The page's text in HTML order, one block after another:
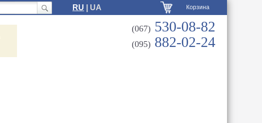
RU | UA Корзина
(067) 530-08-82
(095) 882-02-24